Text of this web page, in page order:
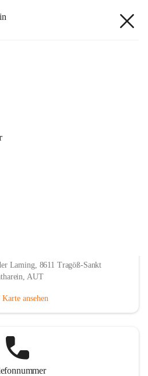
Laming, 8611 Tragöß-Sankt
AUT
ansehen